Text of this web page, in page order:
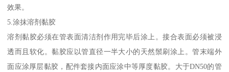
效果。
5.涂抹溶剂黏胶
溶剂黏胶必须在管表面清洁剂作用完毕后涂上。接合表面必须被浸
透而且软化。黏胶应以管直径一半大小的天然鬃刷涂上。管末端外
面应涂厚层黏胶，配件套接内面应涂中等厚度黏胶。大于DN50的管